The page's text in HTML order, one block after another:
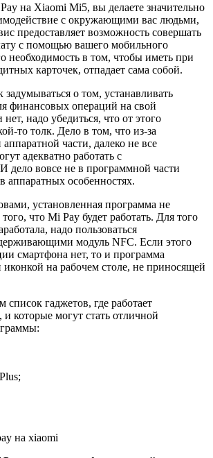
на Xiaomi Mi5, вы делаете значительно
с окружающими вас людьми,
предоставляет возможность совершать
с помощью вашего мобильного
необходимость в том, чтобы иметь при
карточек, отпадает сама собой.
задумываться о том, устанавливать
финансовых операций на свой
надо убедиться, что от этого
то толк. Дело в том, что из-за
аппаратной части, далеко не все
адекватно работать с
дело вовсе не в программной части
аппаратных особенностях.
установленная программа не
того, что Mi Pay будет работать. Для того
надо пользоваться
модуль NFC. Если этого
смартфона нет, то и программа
иконкой на рабочем столе, не приносящей
список гаджетов, где работает
которые могут стать отличной